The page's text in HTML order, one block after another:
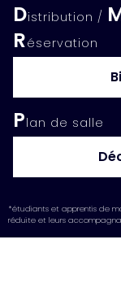
Distribution /
Réservation
Plan de salle
*étudiants et apprentis de
réduite et leurs